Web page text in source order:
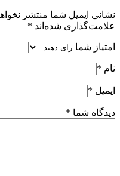
نشانی ایمیل شما منتشر
علامت‌گذاری شده‌اند *
امتیاز شما
نام *
ایمیل *
دیدگاه شما *